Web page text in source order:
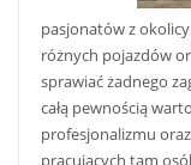
pasjonatów z
różnych pojazdów
sprawiać żadnego
całą pewnością
profesjonalizmu
pracujących tam